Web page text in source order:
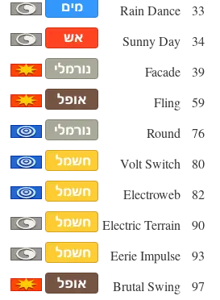
33
Rain Dance
34
Sunny Day
39
Facade
59
Fling
76
Round
80
Volt Switch
82
Electroweb
90
Electric Terrain
93
Eerie Impulse
97
Brutal Swing